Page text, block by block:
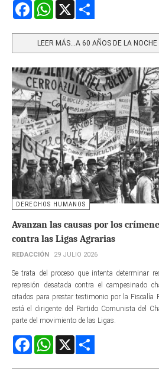
FacebookWhatsApp
LEER MÁS…A 60 AÑOS DE LA
DERECHOS HUMANOS
Avanzan las causas por los
contra las Ligas Agrarias
REDACCIÓN 29 JULIO 2026
Se trata del proceso que intenta determinar
represión desatada contra el campesinado
citados para prestar testimonio por la Fiscalía
está el dirigente del Partido Comunista del
parte del movimiento de las Ligas.
FacebookWhatsApp